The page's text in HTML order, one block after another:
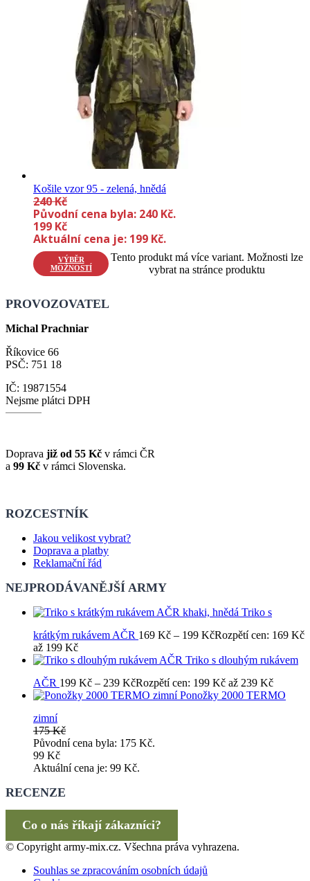
Košile vzor 95 - zelená, hnědá
240Kč
Původní cena byla: 240 Kč.
199 Kč
Aktuální cena je: 199 Kč.
VÝBĚR
MOŽNOSTÍ
Tento produkt má více variant. Možnosti lze
vybrat na stránce produktu
PROVOZOVATEL
Michal Prachniar
Říkovice 66
PSČ: 751 18
IČ: 19871554
Nejsme plátci DPH
Doprava již od 55 Kč v rámci ČR
a 99 Kč v rámci Slovenska.
ROZCESTNÍK
Jakou velikost vybrat?
Doprava a platby
Reklamační řád
NEJPRODÁVANĚJŠÍ ARMY
Triko s
krátkým rukávem AČR 169 Kč – 199 KčRozpětí cen: 169 Kč
až 199 Kč
Triko s dlouhým rukávem
AČR 199 Kč – 239 KčRozpětí cen: 199 Kč až 239 Kč
Ponožky 2000 TERMO
zimní
175Kč
Původní cena byla: 175 Kč.
99 Kč
Aktuální cena je: 99 Kč.
RECENZE
Co o nás říkají zákazníci?
© Copyright army-mix.cz. Všechna práva vyhrazena.
Souhlas se zpracováním osobních údajů